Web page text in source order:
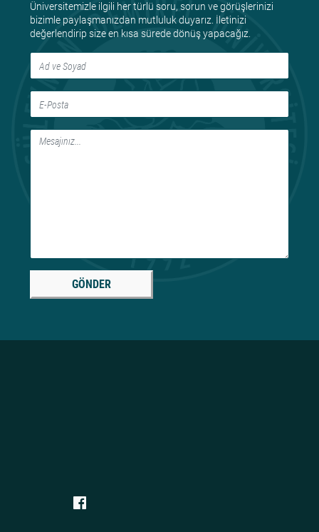
Üniversitemizle ilgili her türlü soru, sorun ve görüşlerinizi
bizimle paylaşmanızdan mutluluk duyarız. İletinizi
değerlendirip size en kısa sürede dönüş yapacağız.
GÖNDER